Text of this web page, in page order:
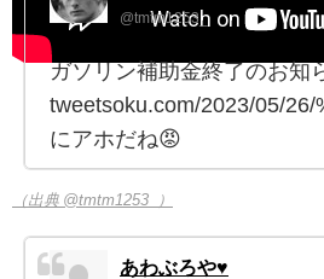
@tmtm1253_
ガソリン補助金終了のお知
tweetsoku.com/2023/05/
にアホだね😡
（出典 @tmtm1253_）
あわぶろや♥️